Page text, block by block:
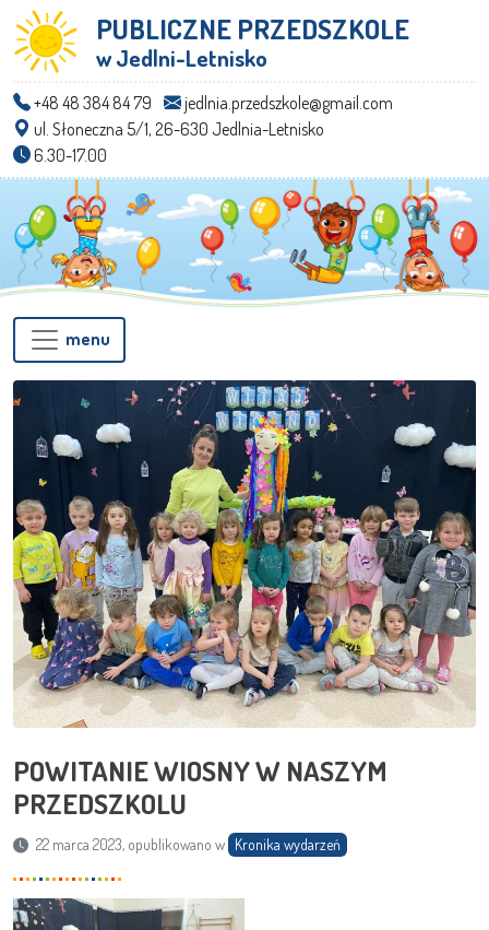
PUBLICZNE PRZEDSZKOLE
w Jedlni-Letnisko
+48 48 384 84 79
jedlnia.przedszkole@gmail.com
ul. Słoneczna 5/1, 26-630 Jedlnia-Letnisko
6.30-17.00
menu
POWITANIE WIOSNY W NASZYM
PRZEDSZKOLU
22 marca 2023, opublikowano w Kronika wydarzeń